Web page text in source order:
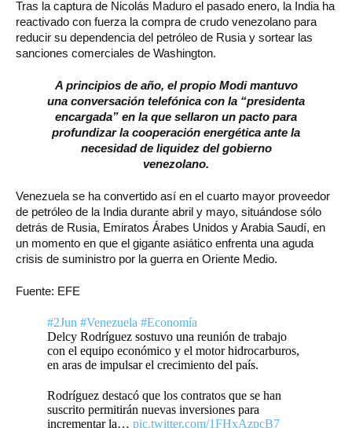
Tras la captura de Nicolás Maduro el pasado enero, la India ha
reactivado con fuerza la compra de crudo venezolano para
reducir su dependencia del petróleo de Rusia y sortear las
sanciones comerciales de Washington.
A principios de año, el propio Modi mantuvo
una conversación telefónica con la “presidenta
encargada” en la que sellaron un pacto para
profundizar la cooperación energética ante la
necesidad de liquidez del gobierno
venezolano.
Venezuela se ha convertido así en el cuarto mayor proveedor
de petróleo de la India durante abril y mayo, situándose sólo
detrás de Rusia, Emiratos Árabes Unidos y Arabia Saudí, en
un momento en que el gigante asiático enfrenta una aguda
crisis de suministro por la guerra en Oriente Medio.
Fuente: EFE
#2Jun #Venezuela #Economía
Delcy Rodríguez sostuvo una reunión de trabajo
con el equipo económico y el motor hidrocarburos,
en aras de impulsar el crecimiento del país.
Rodríguez destacó que los contratos que se han
suscrito permitirán nuevas inversiones para
incrementar la… pic.twitter.com/1FHxAzpcB7